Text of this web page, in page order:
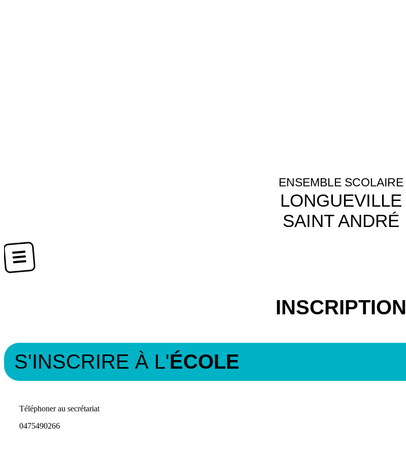
ENSEMBLE SCOLAIRE
LONGUEVILLE
SAINT ANDRÉ
INSCRIPTION
S'INSCRIRE À L'ÉCOLE
Téléphoner au secrétariat
0475490266